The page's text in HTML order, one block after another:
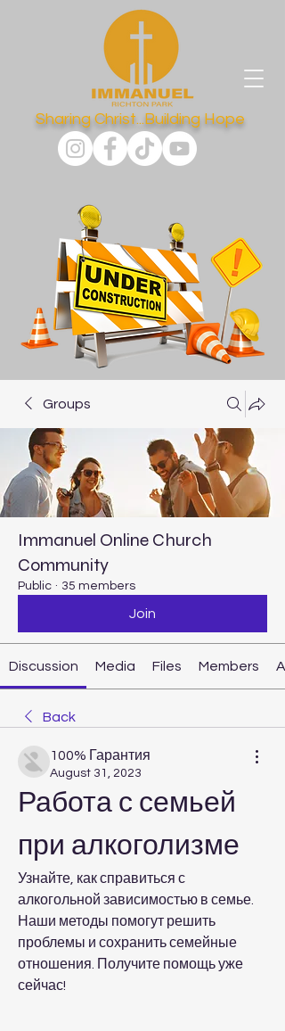
Sharing Christ...Building Hope
Groups
Immanuel Online Church
Community
Public · 35 members
Join
Discussion Media Files Members
Back
100% Гарантия
August 31, 2023
Работа с семьей
при алкоголизме
Узнайте, как справиться с
алкогольной зависимостью в семье.
Наши методы помогут решить
проблемы и сохранить семейные
отношения. Получите помощь уже
сейчас!